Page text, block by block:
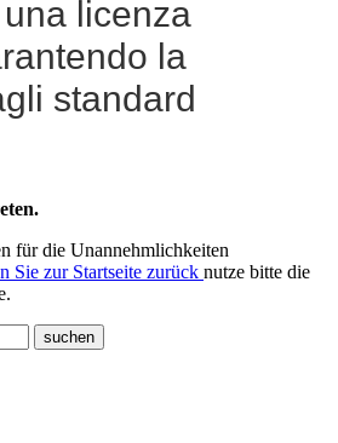
licenza
la
standard
für die Unannehmlichkeiten
Sie zur Startseite zurück nutze bitte die